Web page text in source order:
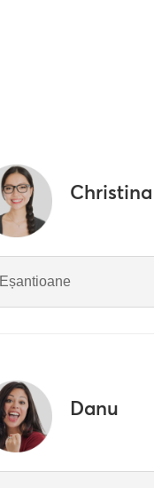
Christina
Eșantioane
Danu